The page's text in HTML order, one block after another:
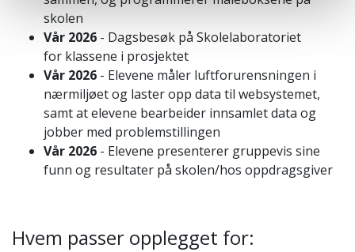
skolen
Vår 2026 - Dagsbesøk på Skolelaboratoriet
for klassene i prosjektet
Vår 2026 - Elevene måler luftforurensningen i
nærmiljøet og laster opp data til websystemet,
samt at elevene bearbeider innsamlet data og
jobber med problemstillingen
Vår 2026 - Elevene presenterer gruppevis sine
funn og resultater på skolen/hos oppdragsgiver
Hvem passer opplegget for: